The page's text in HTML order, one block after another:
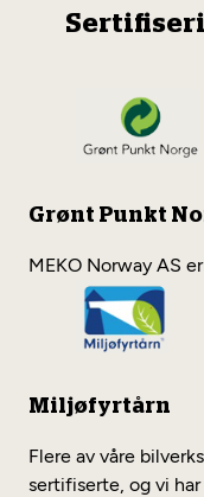
Grønt Punkt
MEKO Norway AS
Miljøfyrtårn
Flere av våre
sertifiserte, og vi